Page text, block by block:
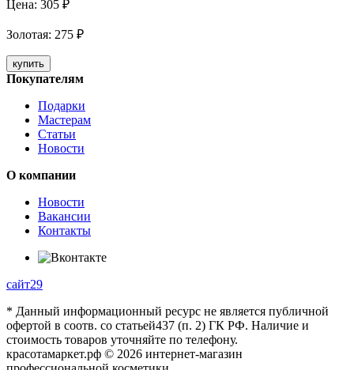
Цена: 305 ₽
Золотая: 275 ₽
купить
Покупателям
Подарки
Мастерам
Статьи
Новости
О компании
Новости
Вакансии
Контакты
сайт29
* Данный информационный ресурс не является публичной
офертой в соотв. со статьей437 (п. 2) ГК РФ. Наличие и
стоимость товаров уточняйте по телефону.
красотамаркет.рф © 2026 интернет-магазин